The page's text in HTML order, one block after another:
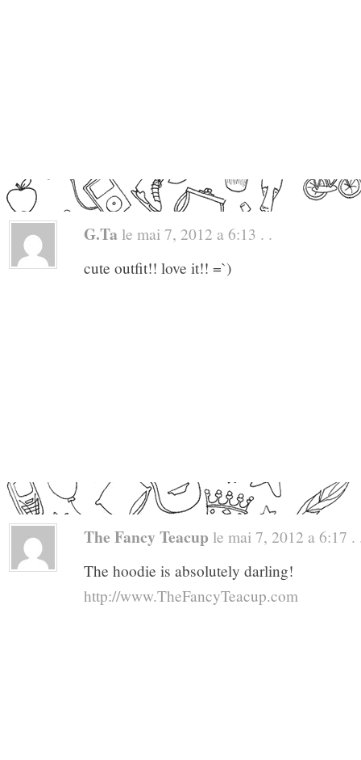
G.ta le mai 7, 2012 a 6:13 . .
cute outfit!! love it!! =`)
The Fancy Teacup le mai 7, 2012 a 6:17 .
The hoodie is absolutely darling!
http://www.TheFancyTeacup.com